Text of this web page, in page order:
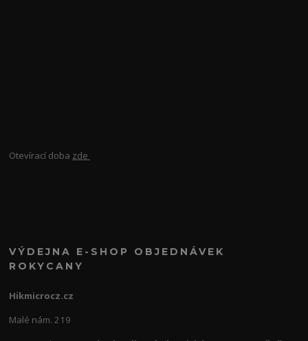
Otevírací doba zde
VÝDEJNA E-SHOP OBJEDNÁVEK
ROKYCANY
Hikmicrocz.cz
Malé nám. 219